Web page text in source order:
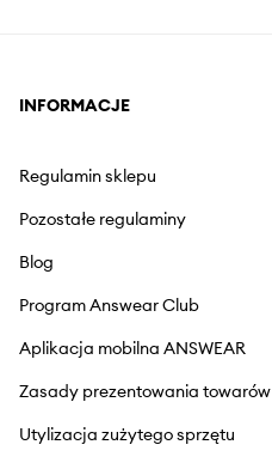
INFORMACJE
Regulamin sklepu
Pozostałe regulaminy
Blog
Program Answear Club
Aplikacja mobilna ANSWEAR
Zasady prezentowania towarów
Utylizacja zużytego sprzętu